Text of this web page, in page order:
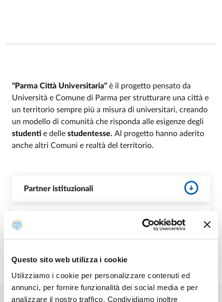
Questo sito web utilizza i cookie
Utilizziamo i cookie per personalizzare contenuti ed
annunci, per fornire funzionalità dei social media e per
analizzare il nostro traffico. Condividiamo inoltre
"Parma Città Universitaria" è il progetto pensato da
Università e Comune di Parma per strutturare una città e
un territorio sempre più a misura di universitari, creando
un modello di comunità che risponda alle esigenze degli
studenti e delle studentesse. Al progetto hanno aderito
anche altri Comuni e realtà del territorio.
Partner istituzionali
Modificato il29/05/2026